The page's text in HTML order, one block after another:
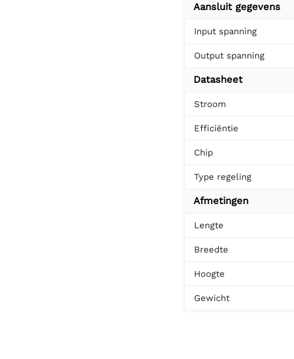
Aansluit gegevens
Input spanning
Output spanning
Datasheet
Stroom
Efficiëntie
Chip
Type regeling
Afmetingen
Lengte
Breedte
Hoogte
Gewicht